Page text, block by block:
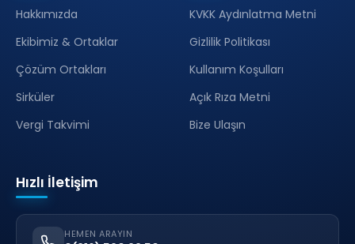
Hakkımızda
Ekibimiz & Ortaklar
Çözüm Ortakları
Sirküler
Vergi Takvimi
KVKK Aydınlatma Metni
Gizlilik Politikası
Kullanım Koşulları
Açık Rıza Metni
Bize Ulaşın
Hızlı İletişim
HEMEN ARAYIN